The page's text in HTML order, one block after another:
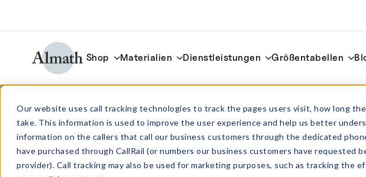
Our website uses call tracking technologies to track the pages users visit, how long
take. This information is used to improve the user experience and help us better
information on the callers that call our business customers through the dedicated
have purchased through CallRail (or numbers our business customers have requested
provider). Call tracking may also be used for marketing purposes, such as tracking the
Shop Materialien Dienstleistungen Größentabellen
CC150ZTA Zylindrischer ZTA-Tiegel 2500ml